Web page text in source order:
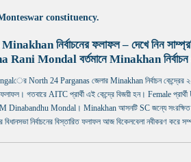
constituency.
Minakhan নির্বাচনের ফলাফল – দেখে নিন
Mondal বর্তমানে Minakhan নির্বাচন
North 24 Parganas জেলার Minakhan নির্বাচন কেন্দ্রের
গতবারে AITC প্রার্থী এই কেন্দ্রে বিজয়ী হন। Female
Dinabandhu Mondal। Minakhan আসনটি SC জন্যে
নির্বাচনের বিস্তারিত ফলাফল আজ বিকেলবেলা নবীকরণ করে